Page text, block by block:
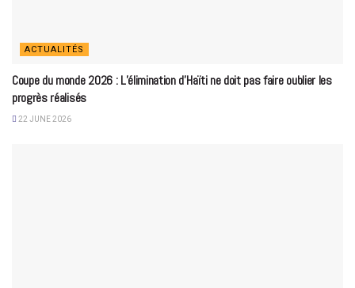
ACTUALITÉS
Coupe du monde 2026 : L’élimination d’Haïti ne doit pas faire oublier les
progrès réalisés
22 JUNE 2026